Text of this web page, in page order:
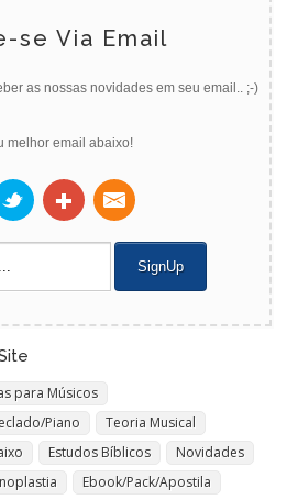
se Via Email
as nossas novidades em seu email.. ;-)
melhor email abaixo!
para Músicos
Piano
Teoria Musical
Estudos Bíblicos
Novidades
Ebook/Pack/Apostila